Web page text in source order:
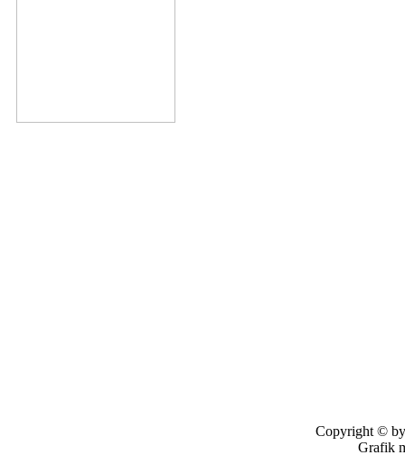
Copyright © by
Grafik